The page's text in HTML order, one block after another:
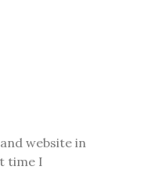
website in
time I